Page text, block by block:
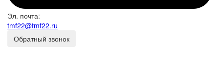
Эл. почта:
tmf22@tmf22.ru
Обратный звонок